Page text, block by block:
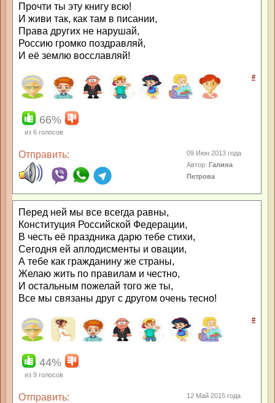
Прочти ты эту книгу всю!
И живи так, как там в писании,
Права других не нарушай,
Россию громко поздравляй,
И её землю восславляй!
#
66%
из 6 голосов
Отправить:
09 Июн 2013 года
Автор:Галина
Петрова
Перед ней мы все всегда равны,
Конституция Российской Федерации,
В честь её праздника дарю тебе стихи,
Сегодня ей аплодисменты и овации,
А тебе как гражданину же страны,
Желаю жить по правилам и честно,
И остальным пожелай того же ты,
Все мы связаны друг с другом очень тесно!
#
44%
из 9 голосов
Отправить:
12 Май 2015 года